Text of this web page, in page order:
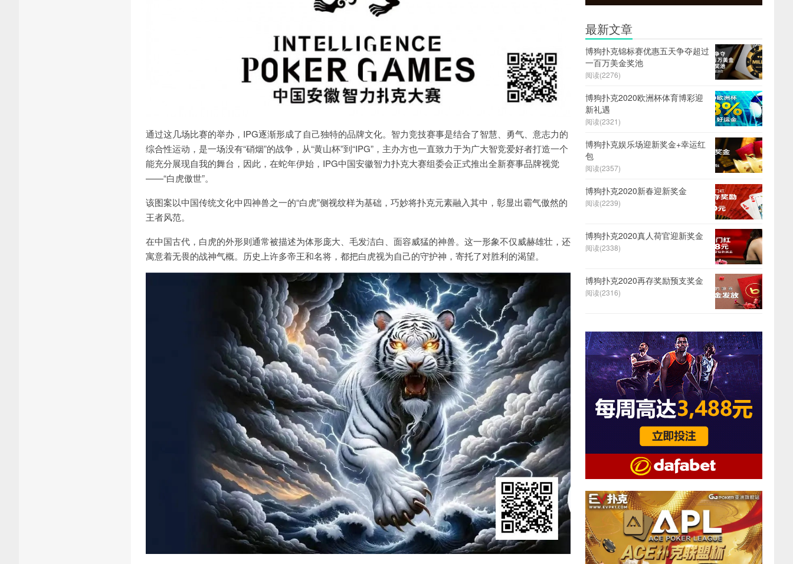
通过这几场比赛的举办，IPG逐渐形成了自己独特的品牌文化。智力竞技赛事是结合了智慧、勇气、意志力的
综合性运动，是一场没有“硝烟”的战争，从“黄山杯”到“IPG”，主办方也一直致力于为广大智竞爱好者打造一个
能充分展现自我的舞台，因此，在蛇年伊始，IPG中国安徽智力扑克大赛组委会正式推出全新赛事品牌视觉
——“白虎傲世”。
该图案以中国传统文化中四神兽之一的“白虎”侧视纹样为基础，巧妙将扑克元素融入其中，彰显出霸气傲然的
王者风范。
在中国古代，白虎的外形则通常被描述为体形庞大、毛发洁白、面容威猛的神兽。这一形象不仅威赫雄壮，还
寓意着无畏的战神气概。历史上许多帝王和名将，都把白虎视为自己的守护神，寄托了对胜利的渴望。
最新文章
博狗扑克锦标赛优惠五天争夺超过
一百万美金奖池
阅读(2276)
博狗扑克2020欧洲杯体育博彩迎
新礼遇
阅读(2321)
博狗扑克娱乐场迎新奖金+幸运红
包
阅读(2357)
博狗扑克2020新春迎新奖金
阅读(2239)
博狗扑克2020真人荷官迎新奖金
阅读(2338)
博狗扑克2020再存奖励预支奖金
阅读(2316)